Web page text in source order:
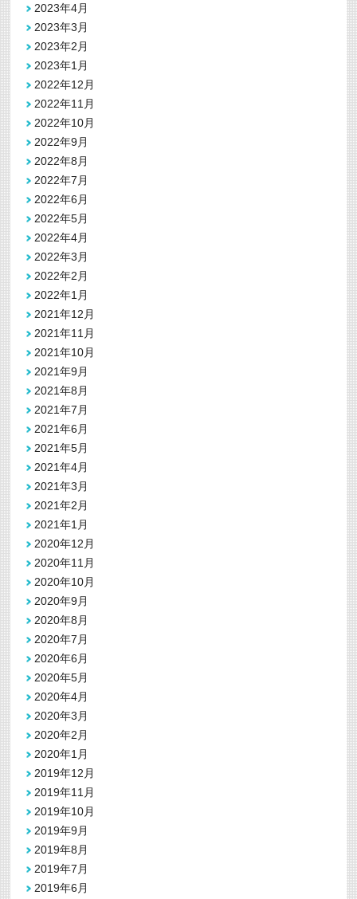
2023年4月
2023年3月
2023年2月
2023年1月
2022年12月
2022年11月
2022年10月
2022年9月
2022年8月
2022年7月
2022年6月
2022年5月
2022年4月
2022年3月
2022年2月
2022年1月
2021年12月
2021年11月
2021年10月
2021年9月
2021年8月
2021年7月
2021年6月
2021年5月
2021年4月
2021年3月
2021年2月
2021年1月
2020年12月
2020年11月
2020年10月
2020年9月
2020年8月
2020年7月
2020年6月
2020年5月
2020年4月
2020年3月
2020年2月
2020年1月
2019年12月
2019年11月
2019年10月
2019年9月
2019年8月
2019年7月
2019年6月